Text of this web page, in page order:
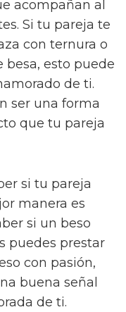
acompañan al
Si tu pareja te
con ternura o
besa, esto puede
de ti.
ser una forma
que tu pareja
si tu pareja
manera es
si un beso
puedes prestar
con pasión,
buena señal
de ti.